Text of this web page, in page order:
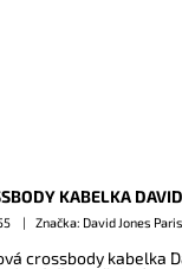
KABELKA
Značka: David Jones Paris
crossbody kabelka